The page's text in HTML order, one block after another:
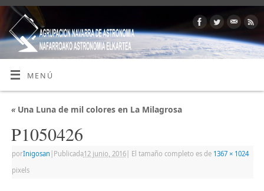
MENÚ
«Una Luna de mil colores en La Milagrosa
P1050426
porInigosan Publicada12 junio, 2016| El tamaño completo es de 1367 × 1024
pixels